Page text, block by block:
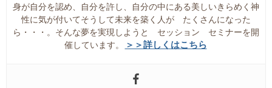
身が自分を認め、自分を許し、自分の中にある美しいきらめく神
性に気が付いてそうして未来を築く人が たくさんになった
ら・・・。そんな夢を実現しようと セッション セミナーを開
催しています。
＞＞詳しくはこちら